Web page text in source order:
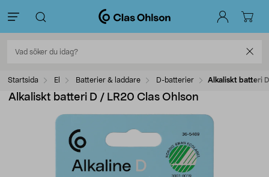
Startsida El Batterier & laddare D-batterier Alkaliskt batteri
Alkaliskt batteri D / LR20 Clas Ohlson